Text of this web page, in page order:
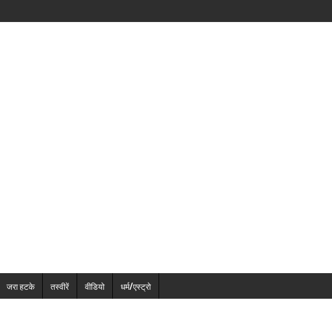
जरा हटके तस्वीरें वीडियो धर्म/एस्ट्रो